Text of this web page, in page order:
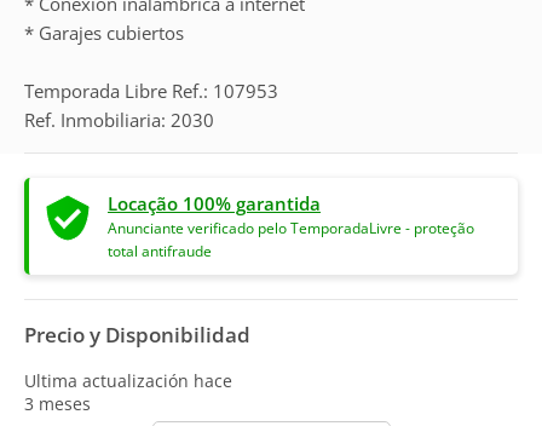
* Garajes cubiertos
Temporada Libre Ref.: 107953
Ref. Inmobiliaria: 2030
Locação 100% garantida
Anunciante verificado pelo TemporadaLivre - proteção
total antifraude
Precio y Disponibilidad
Ultima actualización hace
3 meses